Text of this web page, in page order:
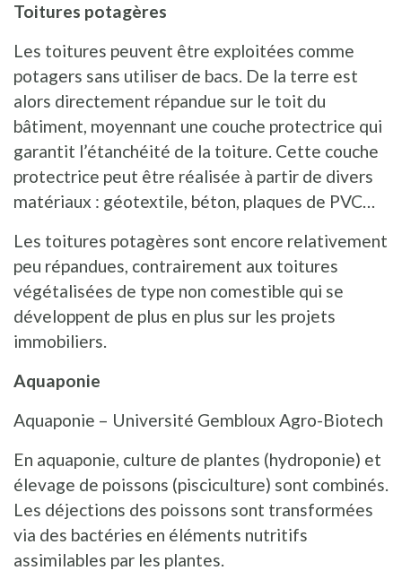
Toitures potagères
Les toitures peuvent être exploitées comme
potagers sans utiliser de bacs. De la terre est
alors directement répandue sur le toit du
bâtiment, moyennant une couche protectrice qui
garantit l’étanchéité de la toiture. Cette couche
protectrice peut être réalisée à partir de divers
matériaux : géotextile, béton, plaques de PVC…
Les toitures potagères sont encore relativement
peu répandues, contrairement aux toitures
végétalisées de type non comestible qui se
développent de plus en plus sur les projets
immobiliers.
Aquaponie
Aquaponie – Université Gembloux Agro-Biotech
En aquaponie, culture de plantes (hydroponie) et
élevage de poissons (pisciculture) sont combinés.
Les déjections des poissons sont transformées
via des bactéries en éléments nutritifs
assimilables par les plantes.